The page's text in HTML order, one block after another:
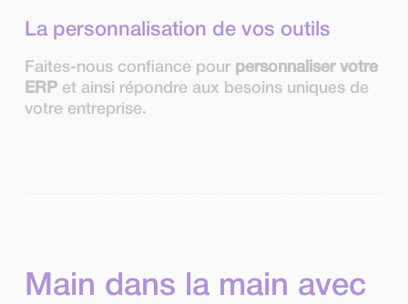
La personnalisation de vos outils
Faites-nous confiance pour personnaliser votre
ERPet ainsi répondre aux besoins uniques de
votre entreprise.
Main dans la main avec